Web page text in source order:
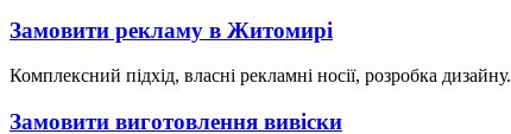
Замовити рекламу в Житомирі
Комплексний підхід, власні рекламні носії, розробка дизайну.
Замовити виготовлення вивіски